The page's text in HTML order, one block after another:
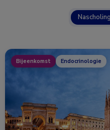
Nascholing
Bijeenkomst Endocrinologie